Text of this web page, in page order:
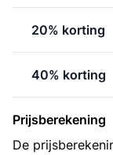
20% korting
40% korting
Prijsberekening
De